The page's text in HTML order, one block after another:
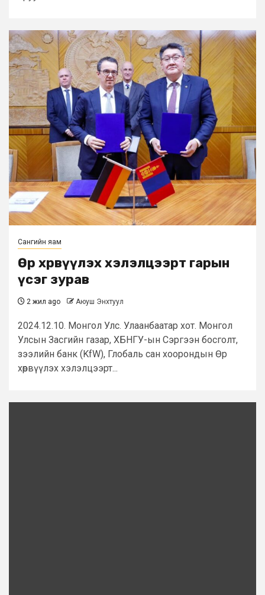
Сангийн яам
Өр хөрвүүлэх хэлэлцээрт гарын
үсэг зурав
2 жил ago Аюуш Энхтуул
2024.12.10. Монгол Улс. Улаанбаатар хот. Монгол
Улсын Засгийн газар, ХБНГУ-ын Сэргээн босголт,
зээлийн банк (KfW), Глобаль сан хоорондын Өр
хөрвүүлэх хэлэлцээрт...